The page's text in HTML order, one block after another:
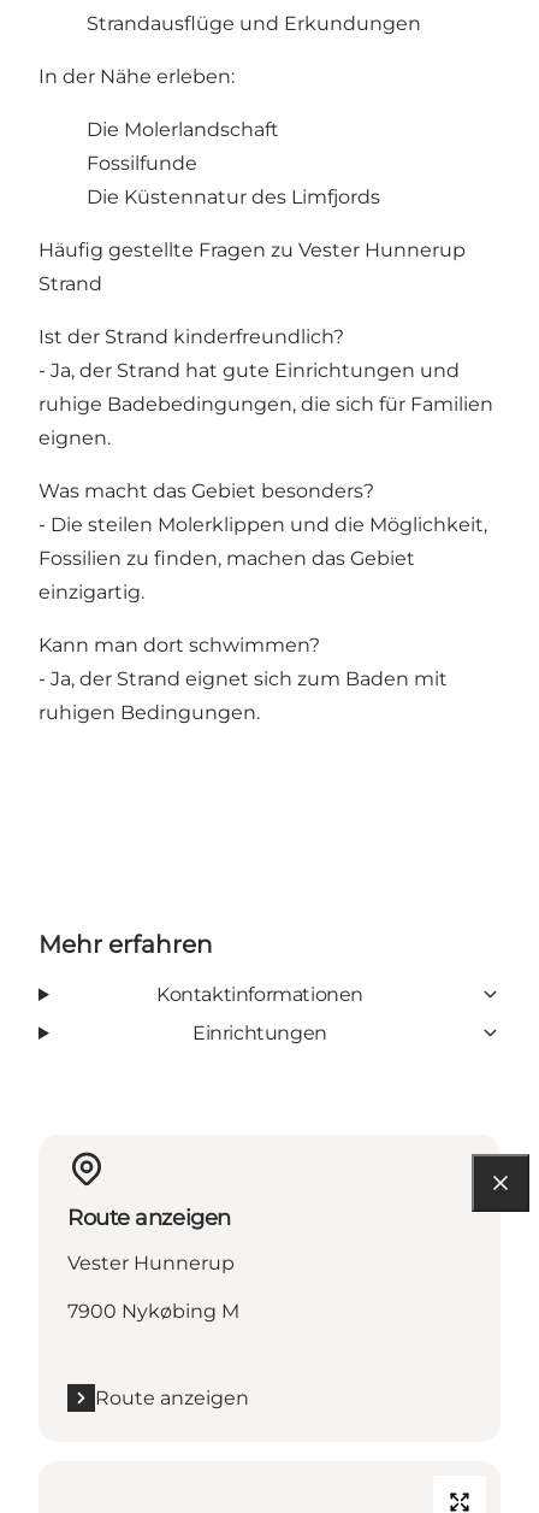
Strandausflüge und Erkundungen
In der Nähe erleben:
Die Molerlandschaft
Fossilfunde
Die Küstennatur des Limfjords
Häufig gestellte Fragen zu Vester Hunnerup
Strand
Ist der Strand kinderfreundlich?
- Ja, der Strand hat gute Einrichtungen und
ruhige Badebedingungen, die sich für Familien
eignen.
Was macht das Gebiet besonders?
- Die steilen Molerklippen und die Möglichkeit,
Fossilien zu finden, machen das Gebiet
einzigartig.
Kann man dort schwimmen?
- Ja, der Strand eignet sich zum Baden mit
ruhigen Bedingungen.
Mehr erfahren
Kontaktinformationen
Einrichtungen
Route anzeigen
Vester Hunnerup
7900 Nykøbing M
Route anzeigen